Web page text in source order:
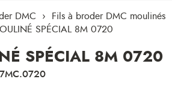
DMC
Fils à broder DMC moulinés
SPÉCIAL 8M 0720
SPÉCIAL 8M 0720